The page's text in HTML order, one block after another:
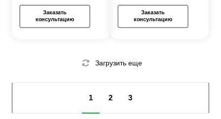
Заказать
консультацию
Заказать
консультацию
Загрузить еще
1 2 3